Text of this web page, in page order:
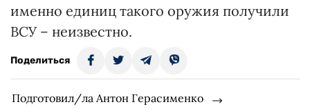
именно единиц такого оружия получили
ВСУ – неизвестно.
Поделиться
Подготовил/ла Антон Герасименко